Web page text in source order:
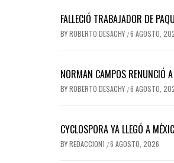
FALLECIÓ TRABAJADOR DE
BYROBERTO DESACHY /6 AGOSTO,
NORMAN CAMPOS RENUNCIÓ
BYROBERTO DESACHY /6 AGOSTO,
CYCLOSPORA YA LLEGÓ A
BYREDACCION1 /6 AGOSTO, 2026